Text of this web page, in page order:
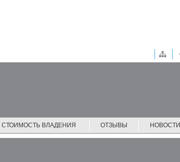
СТОИМОСТЬ ВЛАДЕНИЯ ОТЗЫВЫ НОВОСТИ